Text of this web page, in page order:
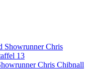
Chris Chibnall